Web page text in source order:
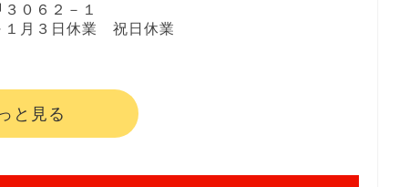
０６２－１
１月３日休業 祝日休業
と見る